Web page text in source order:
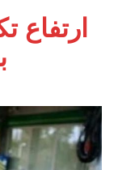
ارتفاع